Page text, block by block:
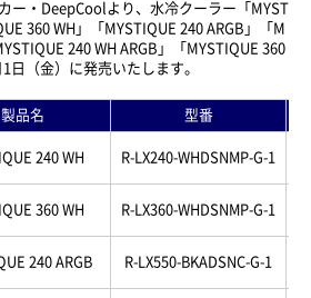
ー・DeepCoolより、水冷クーラー「MYST
360 WH」「MYSTIQUE 240 ARGB」「M
240 WH ARGB」「MYSTIQUE 360
日（金）に発売いたします。
製品名 型番
240 WH R-LX240-WHDSNMP-G-1
360 WH R-LX360-WHDSNMP-G-1
240 ARGB R-LX550-BKADSNC-G-1